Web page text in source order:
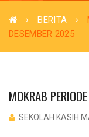
BERITA
DESEMBER 2025
MOKRAB
SEKOLAH KASIH